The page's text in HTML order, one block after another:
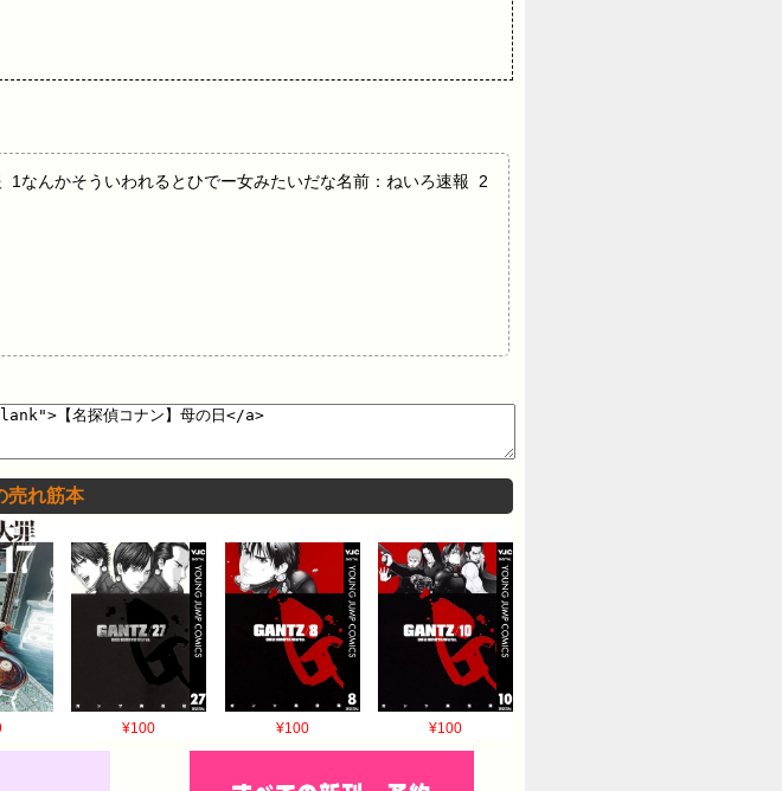
なんかそういわれるとひでー女みたいだな名前：ねいろ速報 2
売れ筋本
¥100 ¥100 ¥100